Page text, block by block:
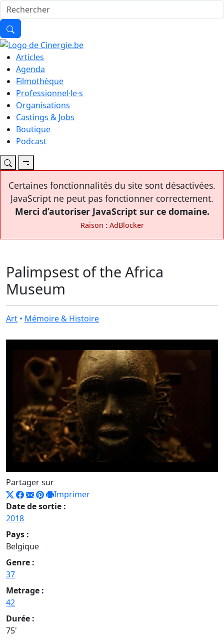
Articles
Agenda
Filmothèque
Professionnel·le·s
Organisations
Castings & Jobs
Boutique
Podcast
Certaines fonctionnalités du site sont désactivées.
JavaScript ne peut pas fonctionner correctement.
Merci d’autoriser JavaScript sur ce domaine.
Raison : AdBlocker
Palimpsest of the Africa
Museum
Art • Mémoire & Histoire
Partager sur
Imprimer
Date de sortie :
2018
Pays :
Belgique
Genre :
37
Metrage :
42
Durée :
75'